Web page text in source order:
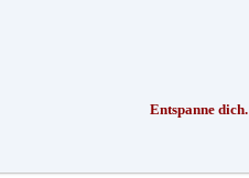
Entspanne